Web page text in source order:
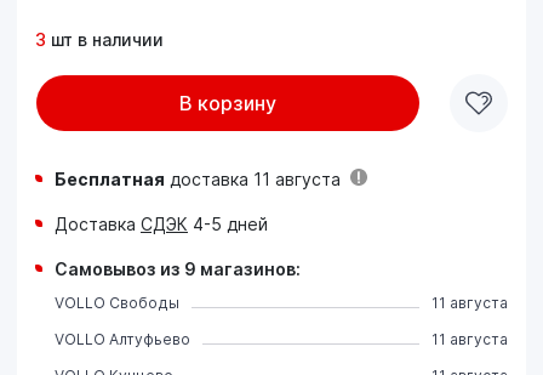
3 шт в наличии
В корзину
Бесплатная доставка 11 августа
Доставка СДЭК 4-5 дней
Самовывоз из 9 магазинов:
VOLLO Свободы
11 августа
VOLLO Алтуфьево
11 августа